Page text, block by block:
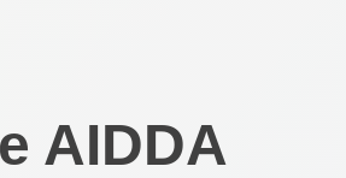
AIDDA